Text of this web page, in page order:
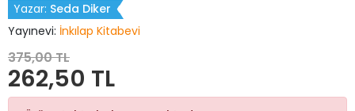
Yazar: Seda Diker
Yayınevi: İnkılap Kitabevi
375,00 TL
262,50 TL